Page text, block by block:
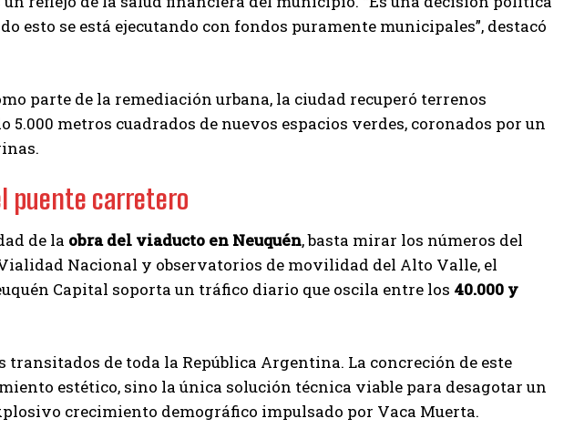
esto se está ejecutando con fondos puramente municipales”, destacó
parte de la remediación urbana, la ciudad recuperó terrenos
metros cuadrados de nuevos espacios verdes, coronados por un
puente carretero
de la obra del viaducto en Neuquén, basta mirar los números del
Nacional y observatorios de movilidad del Alto Valle, el
Capital soporta un tráfico diario que oscila entre los 40.000 y
de toda la República Argentina. La concreción de este
estético, sino la única solución técnica viable para desagotar un
crecimiento demográfico impulsado por Vaca Muerta.